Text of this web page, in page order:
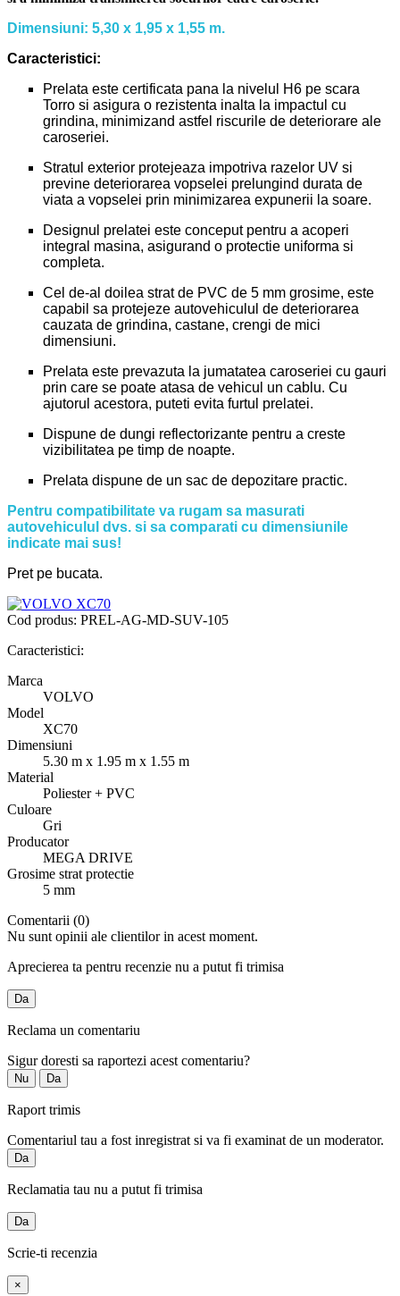
Dimensiuni: 5,30 x 1,95 x 1,55 m.
Caracteristici:
Prelata este certificata pana la nivelul H6 pe scara
Torro si asigura o rezistenta inalta la impactul cu
grindina, minimizand astfel riscurile de deteriorare ale
caroseriei.
Stratul exterior protejeaza impotriva razelor UV si
previne deteriorarea vopselei prelungind durata de
viata a vopselei prin minimizarea expunerii la soare.
Designul prelatei este conceput pentru a acoperi
integral masina, asigurand o protectie uniforma si
completa.
Cel de-al doilea strat de PVC de 5 mm grosime, este
capabil sa protejeze autovehiculul de deteriorarea
cauzata de grindina, castane, crengi de mici
dimensiuni.
Prelata este prevazuta la jumatatea caroseriei cu gauri
prin care se poate atasa de vehicul un cablu. Cu
ajutorul acestora, puteti evita furtul prelatei.
Dispune de dungi reflectorizante pentru a creste
vizibilitatea pe timp de noapte.
Prelata dispune de un sac de depozitare practic.
Pentru compatibilitate va rugam sa masurati
autovehiculul dvs. si sa comparati cu dimensiunile
indicate mai sus!
Pret pe bucata.
Cod produs: PREL-AG-MD-SUV-105
Caracteristici:
Marca
VOLVO
Model
XC70
Dimensiuni
5.30 m x 1.95 m x 1.55 m
Material
Poliester + PVC
Culoare
Gri
Producator
MEGA DRIVE
Grosime strat protectie
5 mm
Comentarii (0)
Nu sunt opinii ale clientilor in acest moment.
Aprecierea ta pentru recenzie nu a putut fi trimisa
Da
Reclama un comentariu
Sigur doresti sa raportezi acest comentariu?
Nu Da
Raport trimis
Comentariul tau a fost inregistrat si va fi examinat de un moderator.
Da
Reclamatia tau nu a putut fi trimisa
Da
Scrie-ti recenzia
×